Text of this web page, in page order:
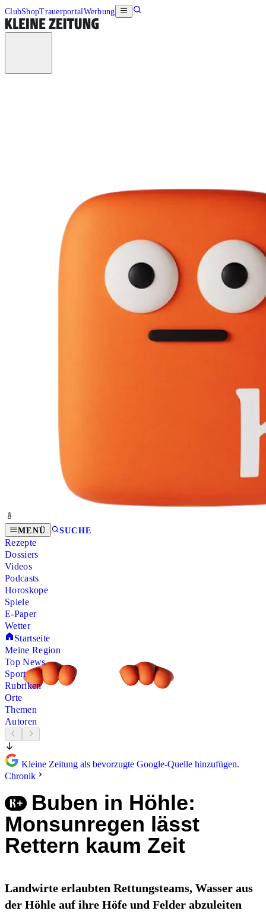
ClubShopTrauerportalWerbung
MENÜ SUCHE
Rezepte
Dossiers
Videos
Podcasts
Horoskope
Spiele
E-Paper
Wetter
Startseite
Meine Region
Top News
Sport
Rubriken
Orte
Themen
Autoren
Kleine Zeitung als bevorzugte Google-Quelle hinzufügen.
Chronik
Buben in Höhle:
Monsunregen lässt
Rettern kaum Zeit
Landwirte erlaubten Rettungsteams, Wasser aus
der Höhle auf ihre Höfe und Felder abzuleiten